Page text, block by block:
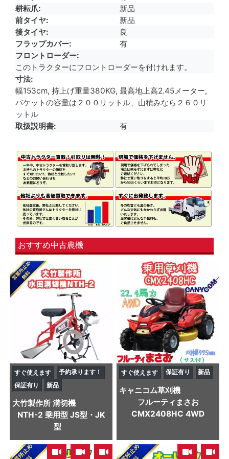
耕耘爪
新品
前タイヤ
新品
後タイヤ
良
フラップカバー
有
フロントローダー
このトラクターにフロントローダーを付けれます。
寸法
幅153cm, 持上げ重量380KG, 最高地上高2.45メーター,
バケットの容量は２００リットル、山積みなら２６０リ
ットル
取扱説明書
有
おすすめ中古農機
すぐ使えます
予約承ります！
保証有り
新品
大竹製作所 溝切機
NTH-2 乗用型 JS型・JK
型
すぐ使えます 保証有り 新品
キャニコム草刈機
フルーティまさお
CMX2408HC 4WD
, , ,